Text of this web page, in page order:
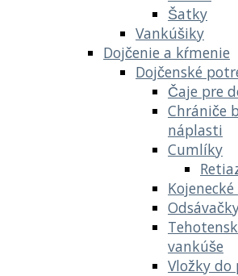
Šatky
Vankúšiky
Dojčenie a kŕmenie
Dojčenské
Čaje pre
Chrániče
náplasti
Cumlíky
vankúše
Vložky do